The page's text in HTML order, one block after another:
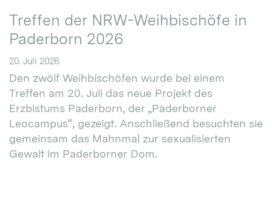
Treffen der NRW-Weihbischöfe in
Paderborn 2026
20. Juli 2026
Den zwölf Weihbischöfen wurde bei einem
Treffen am 20. Juli das neue Projekt des
Erzbistums Paderborn, der „Paderborner
Leocampus“, gezeigt. Anschließend besuchten sie
gemeinsam das Mahnmal zur sexualisierten
Gewalt im Paderborner Dom.